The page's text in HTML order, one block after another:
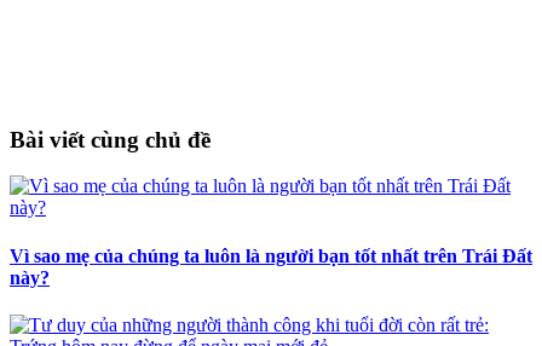
Bài viết cùng chủ đề
Vì sao mẹ của chúng ta luôn là người bạn tốt nhất trên Trái Đất
này?